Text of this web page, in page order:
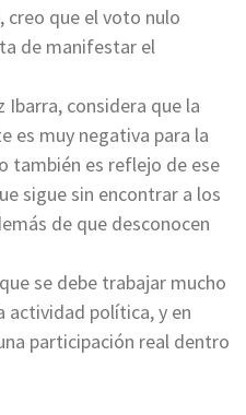
creo que el voto nulo
de manifestar el
Ibarra, considera que la
es muy negativa para la
también es reflejo de ese
sigue sin encontrar a los
de que desconocen
se debe trabajar mucho
actividad política, y en
participación real dentro